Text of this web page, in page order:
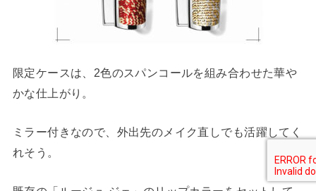
限定ケースは、2色のスパンコールを組み合わせた華や
かな仕上がり。
ミラー付きなので、外出先のメイク直しでも活躍してく
れそう。